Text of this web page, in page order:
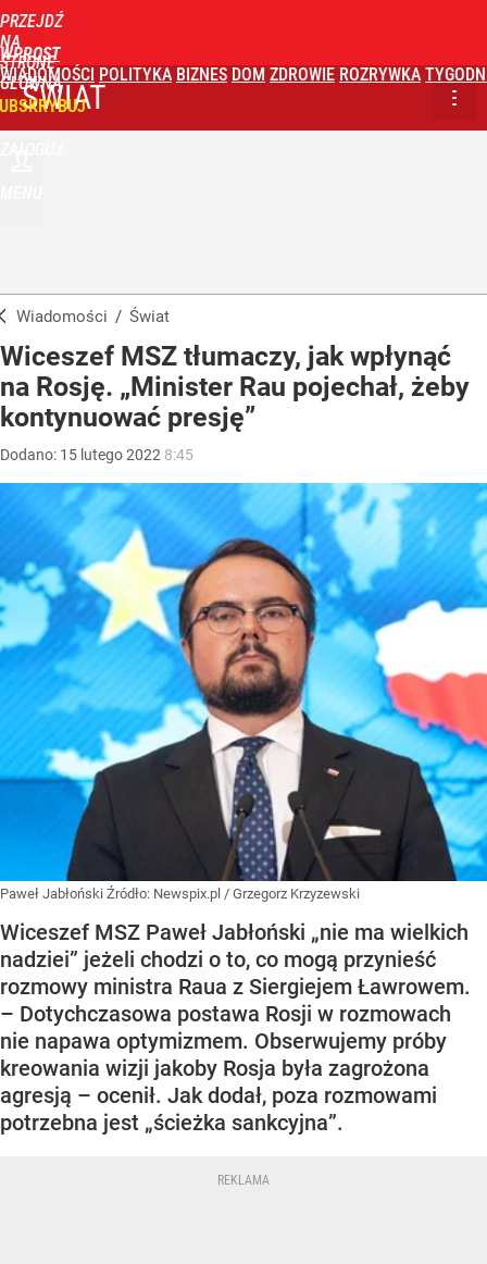
PRZEJDŹ
NA
STRONĘ
GŁÓWNĄ
WPROST
WIADOMOŚCI POLITYKA BIZNES DOM ZDROWIE ROZRYWKA
ŚWIAT
Wiadomości / Świat
Wiceszef MSZ tłumaczy, jak wpłynąć
na Rosję. „Minister Rau pojechał, żeby
kontynuować presję”
Dodano: 15 lutego2022 8:45
Paweł Jabłoński Źródło: Newspix.pl / Grzegorz Krzyzewski
Wiceszef MSZ Paweł Jabłoński „nie ma wielkich
nadziei” jeżeli chodzi o to, co mogą przynieść
rozmowy ministra Raua z Siergiejem Ławrowem.
– Dotychczasowa postawa Rosji w rozmowach
nie napawa optymizmem. Obserwujemy próby
kreowania wizji jakoby Rosja była zagrożona
agresją – ocenił. Jak dodał, poza rozmowami
potrzebna jest „ścieżka sankcyjna”.